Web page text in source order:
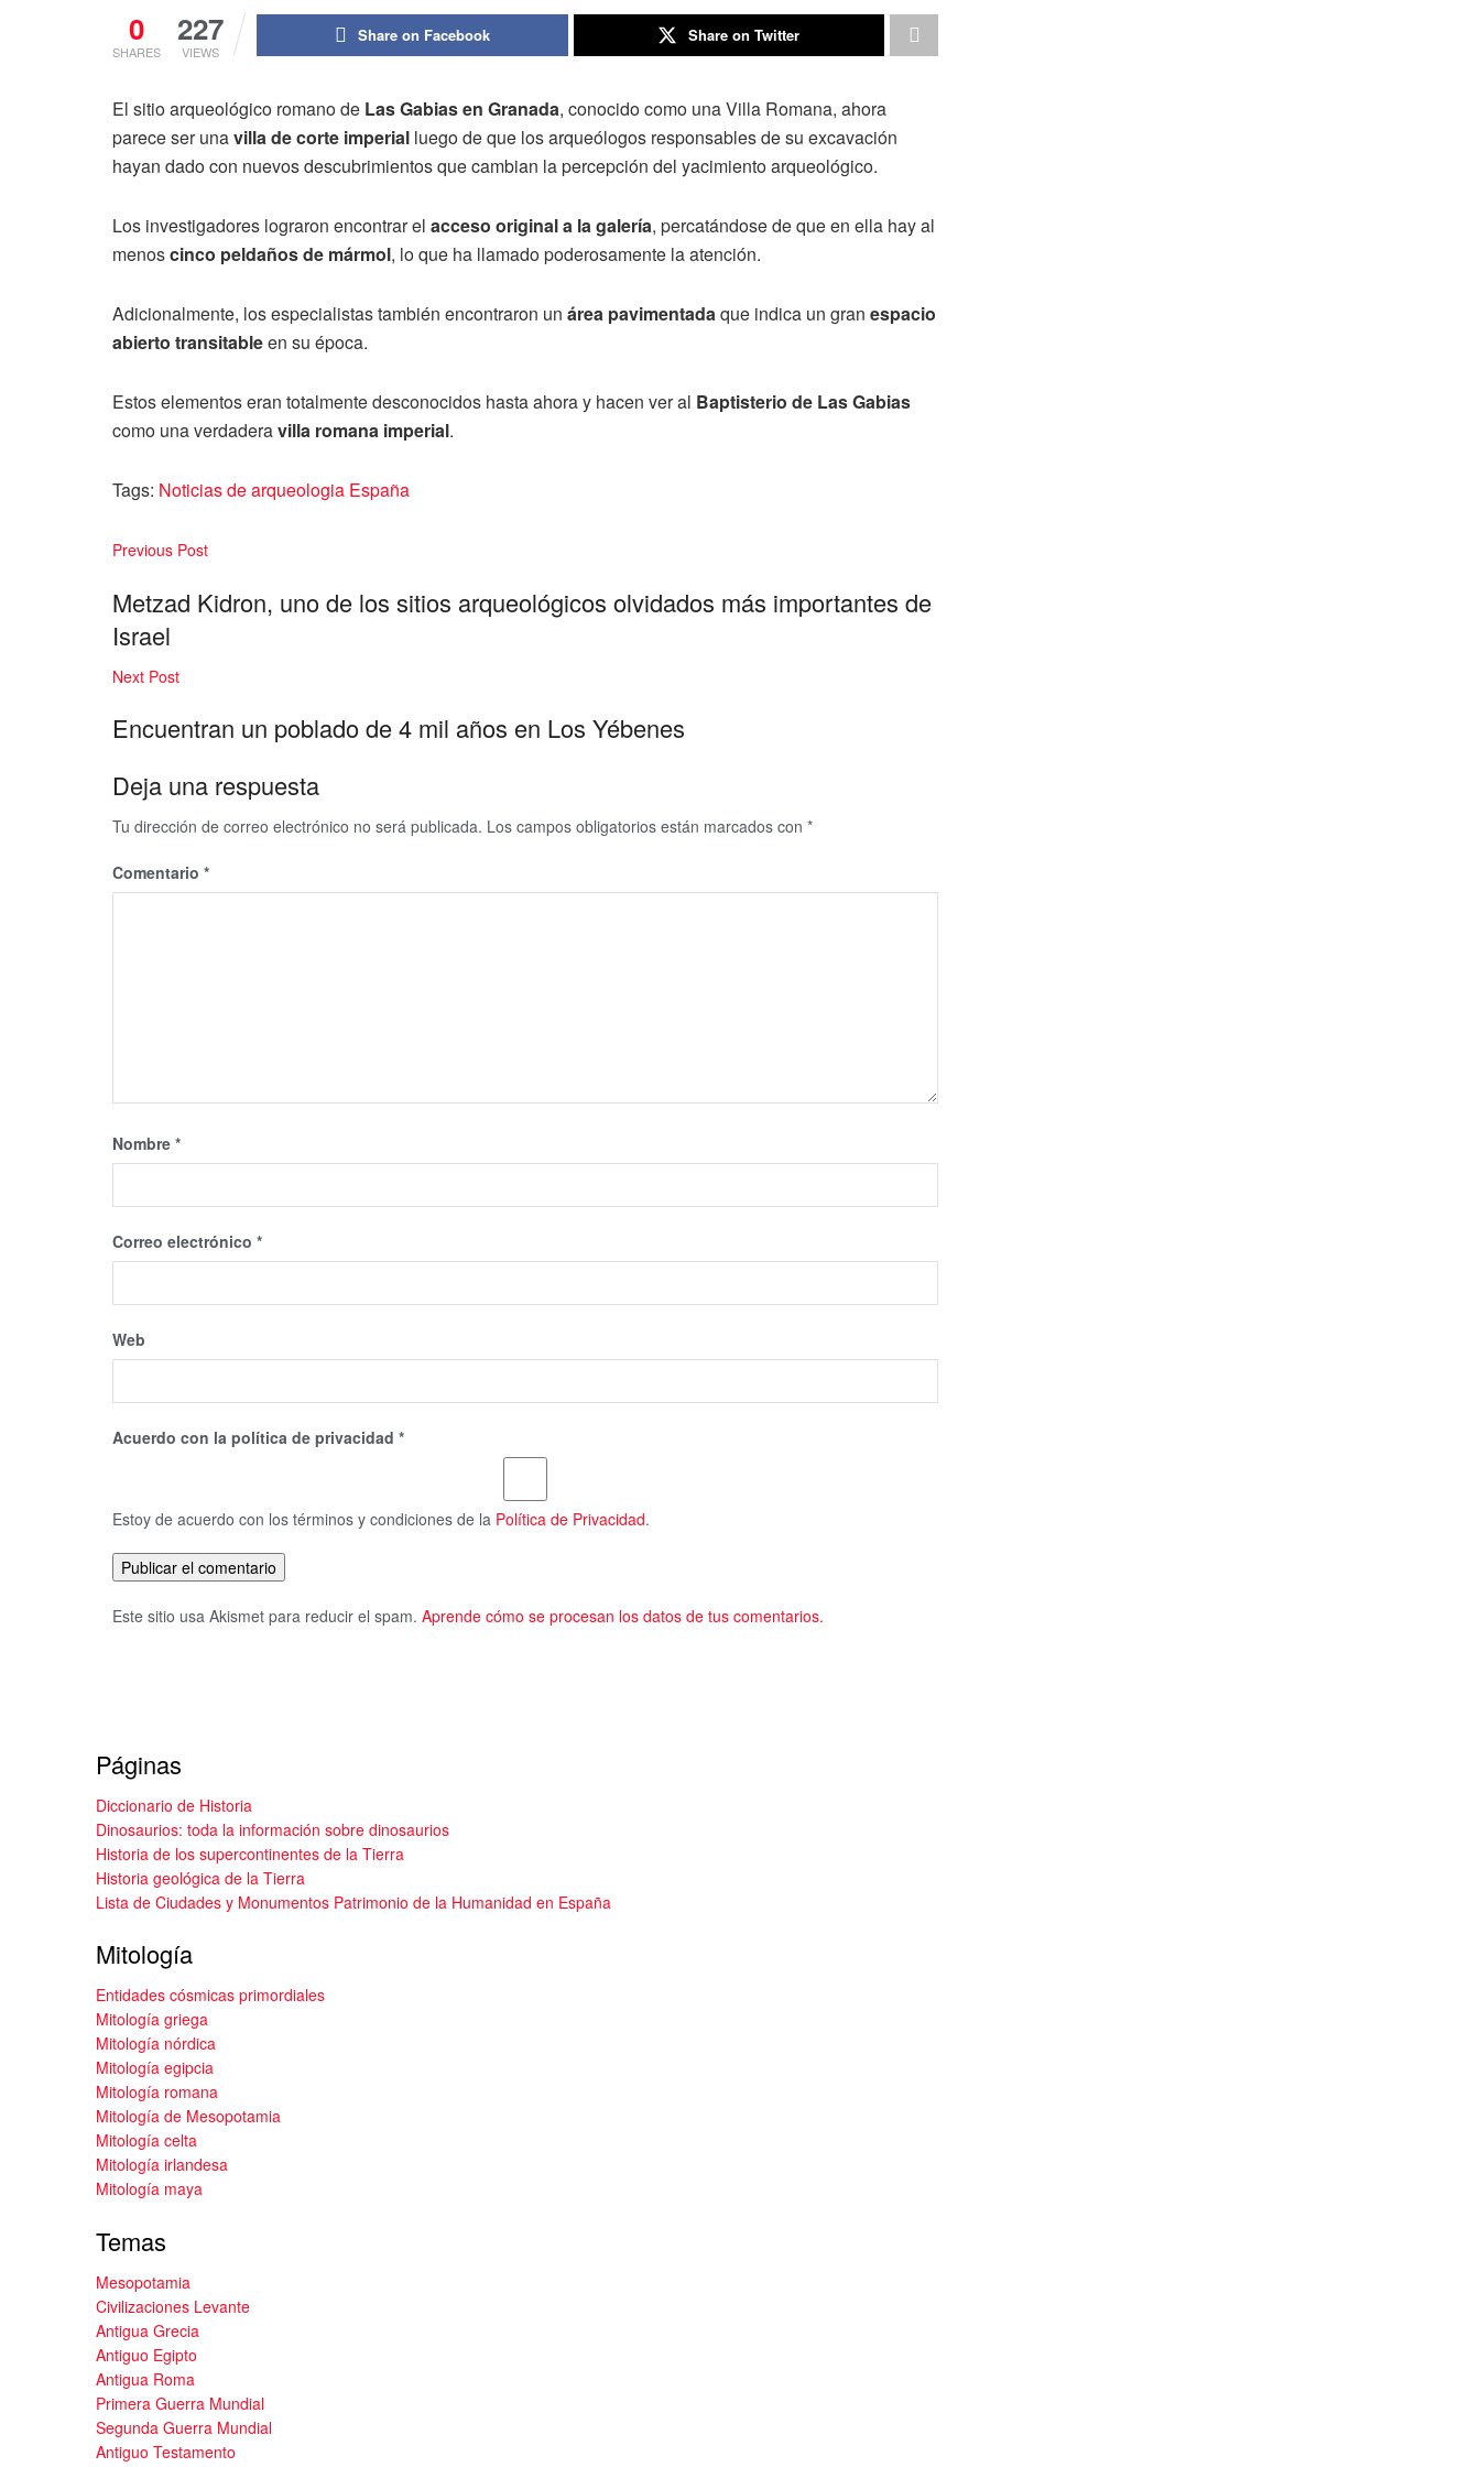
0
SHARES
227
VIEWS
Share on Facebook Share on Twitter
El sitio arqueológico romano de Las Gabias en Granada, conocido como una Villa Romana, ahora
parece ser unavilla de corte imperial luego de que los arqueólogos responsables de su excavación
hayan dado con nuevos descubrimientos que cambian la percepción del yacimiento arqueológico.
Los investigadores lograron encontrar el acceso original a la galería, percatándose de que en ella hay al
menoscinco peldaños de mármol, lo que ha llamado poderosamente la atención.
Adicionalmente, los especialistas también encontraron un área pavimentadaque indica un gran espacio
abierto transitableen su época.
Estos elementos eran totalmente desconocidos hasta ahora y hacen ver al Baptisterio de Las Gabias
como una verdaderavilla romana imperial.
Tags: Noticias de arqueologia España
Previous Post
Metzad Kidron, uno de los sitios arqueológicos olvidados más importantes de
Israel
Next Post
Encuentran un poblado de 4 mil años en Los Yébenes
Deja una respuesta
Tu dirección de correo electrónico no será publicada. Los campos obligatorios están marcados con *
Comentario *
Nombre *
Correo electrónico *
Web
Acuerdo con la política de privacidad *
Estoy de acuerdo con los términos y condiciones de la Política de Privacidad.
Este sitio usa Akismet para reducir el spam. Aprende cómo se procesan los datos de tus comentarios.
Páginas
Diccionario de Historia
Dinosaurios: toda la información sobre dinosaurios
Historia de los supercontinentes de la Tierra
Historia geológica de la Tierra
Lista de Ciudades y Monumentos Patrimonio de la Humanidad en España
Mitología
Entidades cósmicas primordiales
Mitología griega
Mitología nórdica
Mitología egipcia
Mitología romana
Mitología de Mesopotamia
Mitología celta
Mitología irlandesa
Mitología maya
Temas
Mesopotamia
Civilizaciones Levante
Antigua Grecia
Antiguo Egipto
Antigua Roma
Primera Guerra Mundial
Segunda Guerra Mundial
Antiguo Testamento